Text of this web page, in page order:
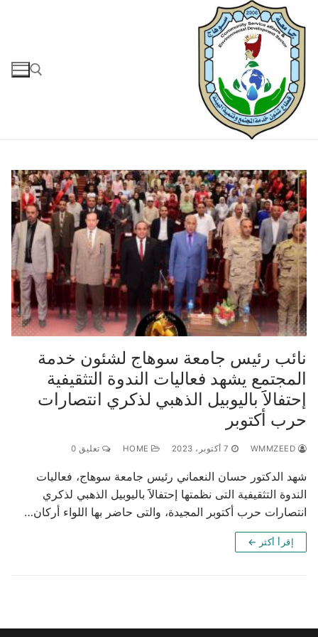
التجاوز
إلى
المحتوى
نائب رئيس جامعة سوهاج لشئون خدمة
المجتمع يشهد فعاليات الندوة التثقيفية
إحتفالاََ باليوبيل الذهبي لذكري انتصارات
حرب أكتوبر
7 أكتوبر، 2023 تعليق 0
شهد الدكتور حسان النعماني رئيس جامعة سوهاج، فعاليات
الندوة التثقيفية التى نظمتها إحتفالاََ باليوبيل الذهبي لذكري
انتصارات حرب أكتوبر المجيدة، والتى حاضر بها اللواء أركان…
إقرأ أكثر ←